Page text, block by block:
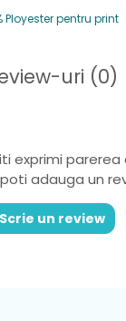
Ployester pentru print
uri (0)
exprimi
adauga un
Scrie un review